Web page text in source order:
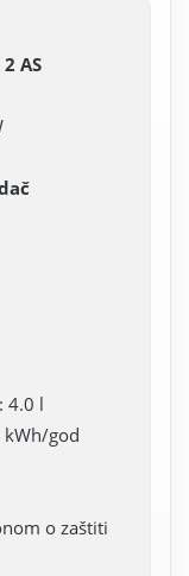
AS
4.0 l
kWh/god
o zaštiti